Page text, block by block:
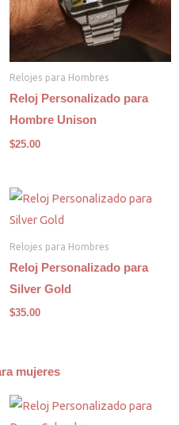
Relojes para Hombres
Reloj Personalizado para
Hombre Unison
$25.00
Relojes para Hombres
Reloj Personalizado para
Silver Gold
$35.00
mujeres